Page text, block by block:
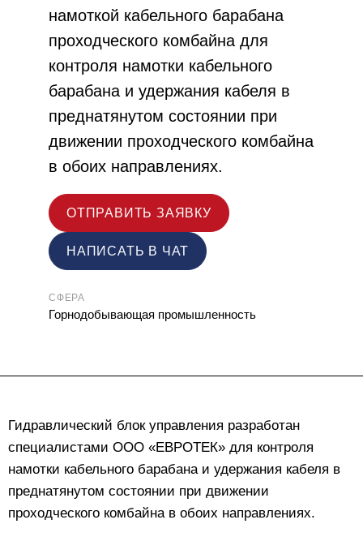
намоткой кабельного барабана
проходческого комбайна для
контроля намотки кабельного
барабана и удержания кабеля в
преднатянутом состоянии при
движении проходческого комбайна
в обоих направлениях.
ОТПРАВИТЬ ЗАЯВКУ
НАПИСАТЬ В ЧАТ
СФЕРА
Горнодобывающая промышленность
Гидравлический блок управления разработан
специалистами ООО «ЕВРОТЕК» для контроля
намотки кабельного барабана и удержания кабеля в
преднатянутом состоянии при движении
проходческого комбайна в обоих направлениях.